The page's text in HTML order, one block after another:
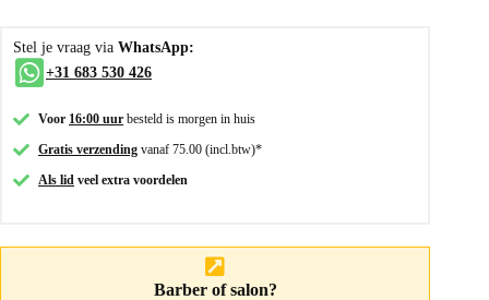
Stel je vraag via WhatsApp:
+31 683 530 426
Voor 16:00 uur besteld is morgen in huis
Gratis verzending vanaf 75.00 (incl.btw)*
Als lid veel extra voordelen
Barber of salon?